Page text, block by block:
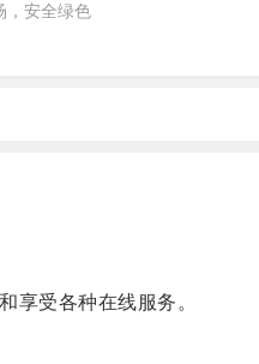
，安全绿色
受各种在线服务。